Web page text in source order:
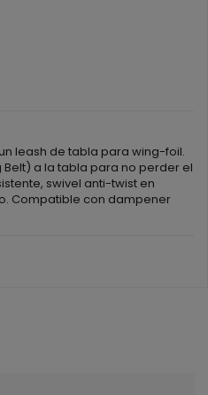
leash de tabla para wing-foil.
a la tabla para no perder el
swivel anti-twist en
Compatible con dampener